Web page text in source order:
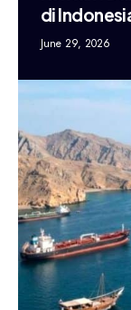
di
June 29, 2026